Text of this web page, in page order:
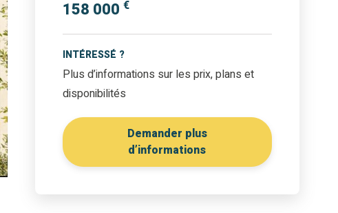
158 000 €
INTÉRESSÉ ?
Plus d’informations sur les prix, plans et
disponibilités
Demander plus
d’informations